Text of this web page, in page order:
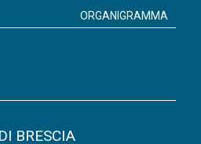
BRESCIA
ORGANIGRAMMA